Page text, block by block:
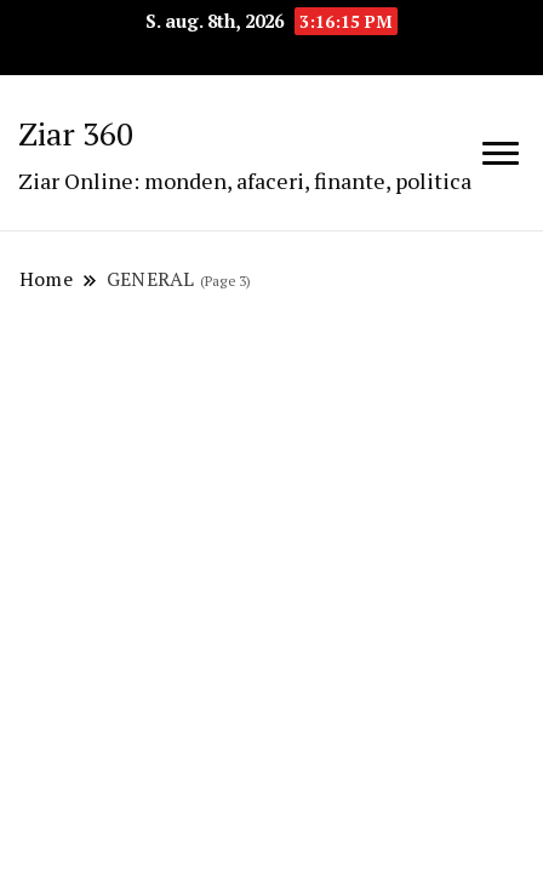
S. aug. 8th, 2026 3:16:16 PM
Ziar 360
Ziar Online: monden, afaceri, finante, politica
Home GENERAL (Page 3)